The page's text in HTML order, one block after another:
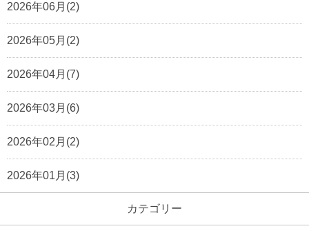
2026年06月(2)
2026年05月(2)
2026年04月(7)
2026年03月(6)
2026年02月(2)
2026年01月(3)
カテゴリー